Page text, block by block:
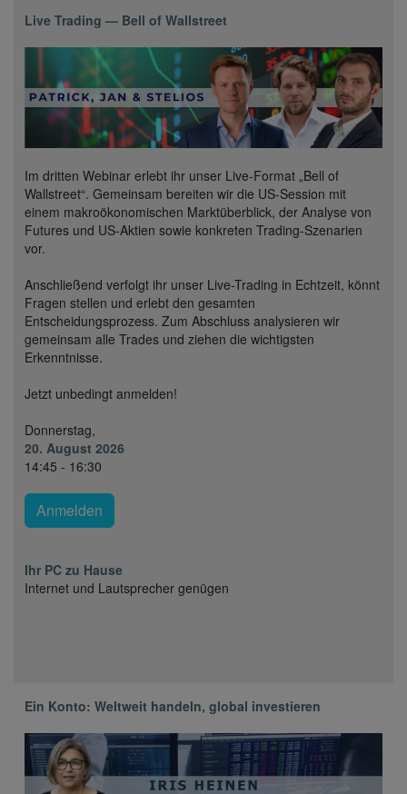
Live Trading — Bell of Wallstreet
Im dritten Webinar erlebt ihr unser Live-Format „Bell of
Wallstreet“. Gemeinsam bereiten wir die US-Session mit
einem makroökonomischen Marktüberblick, der Analyse von
Futures und US-Aktien sowie konkreten Trading-Szenarien
vor.
Anschließend verfolgt ihr unser Live-Trading in Echtzeit, könnt
Fragen stellen und erlebt den gesamten
Entscheidungsprozess. Zum Abschluss analysieren wir
gemeinsam alle Trades und ziehen die wichtigsten
Erkenntnisse.
Jetzt unbedingt anmelden!
Donnerstag,
20. August 2026
14:45 - 16:30
Anmelden
Ihr PC zu Hause
Internet und Lautsprecher genügen
Ein Konto: Weltweit handeln, global investieren